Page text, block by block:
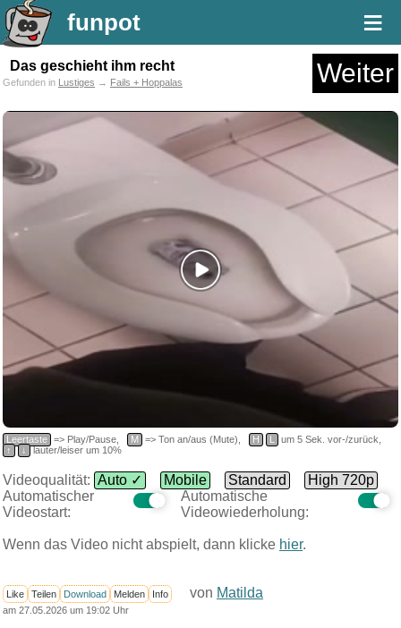
funpot ≡
Das geschieht ihm recht Weiter
Gefunden in Lustiges → Fails + Hoppalas
Leertaste => Play/Pause, M => Ton an/aus (Mute), H L
um 5 Sek. vor-/zurück,
↑
↓ lauter/leiser um 10%
Videoqualität: Auto ✓ Mobile Standard
High 720p
Automatischer
Videostart:
Automatische
Videowiederholung:
Wenn das Video nicht abspielt, dann klicke hier.
Like Teilen Download Melden Info von Matilda
am 27.05.2026 um 19:02 Uhr